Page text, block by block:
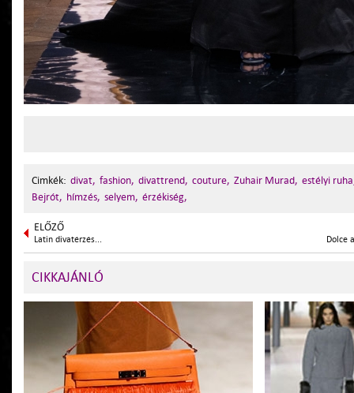
Cimkék: divat, fashion, divattrend, couture, Zuhair Murad, estélyi
Bejrót, hímzés, selyem, érzékiség,
ELŐZŐ
Latin divatérzés... Dolce
CIKKAJÁNLÓ